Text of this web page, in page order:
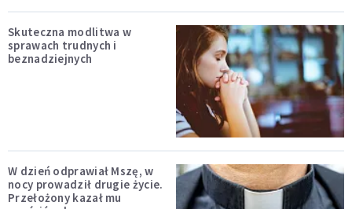
Skuteczna modlitwa w
sprawach trudnych i
beznadziejnych
W dzień odprawiał Mszę, w
nocy prowadził drugie życie.
Przełożony kazał mu